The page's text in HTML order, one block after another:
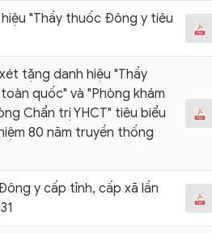
"Thầy thuốc Đông y tiêu
tặng danh hiệu "Thầy
quốc" và "Phòng khám
Chẩn trị YHCT" tiêu biểu
80 năm truyền thống
y cấp tỉnh, cấp xã lần